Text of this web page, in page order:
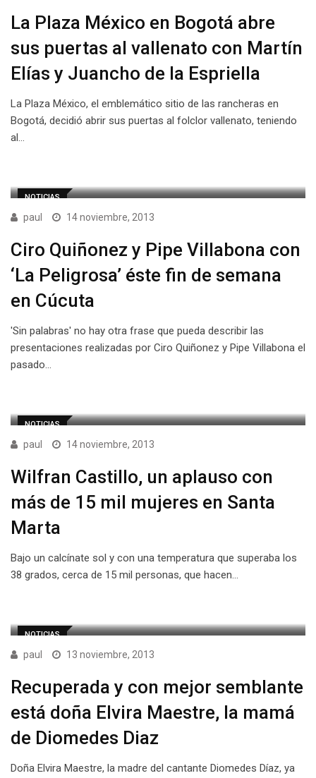
La Plaza México en Bogotá abre
sus puertas al vallenato con Martín
Elías y Juancho de la Espriella
La Plaza México, el emblemático sitio de las rancheras en
Bogotá, decidió abrir sus puertas al folclor vallenato, teniendo
al…
NOTICIAS
paul 14 noviembre, 2013
Ciro Quiñonez y Pipe Villabona con
‘La Peligrosa’ éste fin de semana
en Cúcuta
'Sin palabras' no hay otra frase que pueda describir las
presentaciones realizadas por Ciro Quiñonez y Pipe Villabona el
pasado…
NOTICIAS
paul 14 noviembre, 2013
Wilfran Castillo, un aplauso con
más de 15 mil mujeres en Santa
Marta
Bajo un calcínate sol y con una temperatura que superaba los
38 grados, cerca de 15 mil personas, que hacen…
NOTICIAS
paul 13 noviembre, 2013
Recuperada y con mejor semblante
está doña Elvira Maestre, la mamá
de Diomedes Diaz
Doña Elvira Maestre, la madre del cantante Diomedes Díaz, ya